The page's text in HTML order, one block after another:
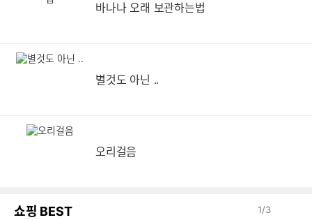
바나나 오래 보관하는법
별것도 아닌 ..
오리걸음
쇼핑 BEST 1/3